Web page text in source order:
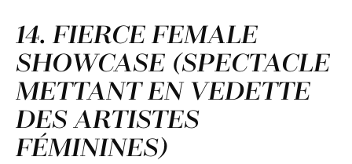
14. FIERCE FEMALE
SHOWCASE (SPECTACLE
METTANT EN VEDETTE
DES ARTISTES
FÉMININES)